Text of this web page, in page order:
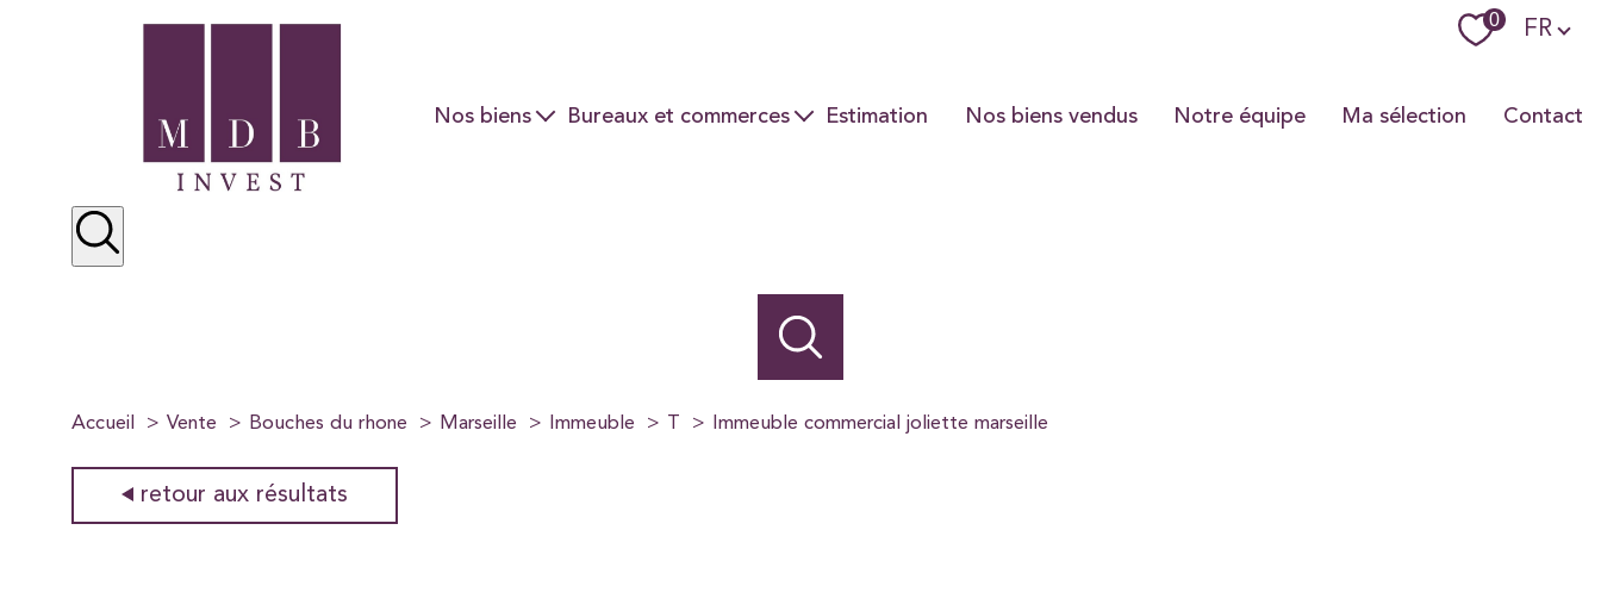
0 Langue
FR
Nos biens Bureaux et commerces Estimation Nos biens vendus Notre équipe Ma sélection Contact
Accueil Vente Bouches du rhone Marseille Immeuble T Immeuble commercial joliette marseille
retour aux résultats